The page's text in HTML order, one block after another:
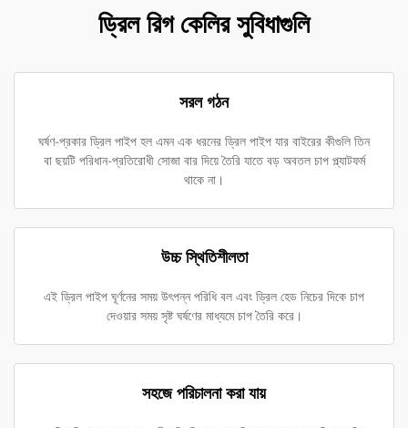
ড্রিল রিগ কেলির সুবিধাগুলি
সরল গঠন
ঘর্ষণ-প্রকার ড্রিল পাইপ হল এমন এক ধরনের ড্রিল পাইপ যার বাইরের কীগুলি তিন
বা ছয়টি পরিধান-প্রতিরোধী সোজা বার দিয়ে তৈরি যাতে বড় অবতল চাপ প্ল্যাটফর্ম
থাকে না।
উচ্চ স্থিতিশীলতা
এই ড্রিল পাইপ ঘূর্ণনের সময় উৎপন্ন পরিধি বল এবং ড্রিল হেড নিচের দিকে চাপ
দেওয়ার সময় সৃষ্ট ঘর্ষণের মাধ্যমে চাপ তৈরি করে।
সহজে পরিচালনা করা যায়